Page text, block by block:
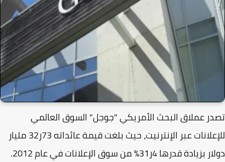
عملاق البحث الأمريكي "جوجل" السوق العالمي
للإعلانات عبر الإنترنيت، حيث بلغت قيمة عائداته 73ر32 مليار
قدرها 4ر31% من سوق الإعلانات في عام 2012.